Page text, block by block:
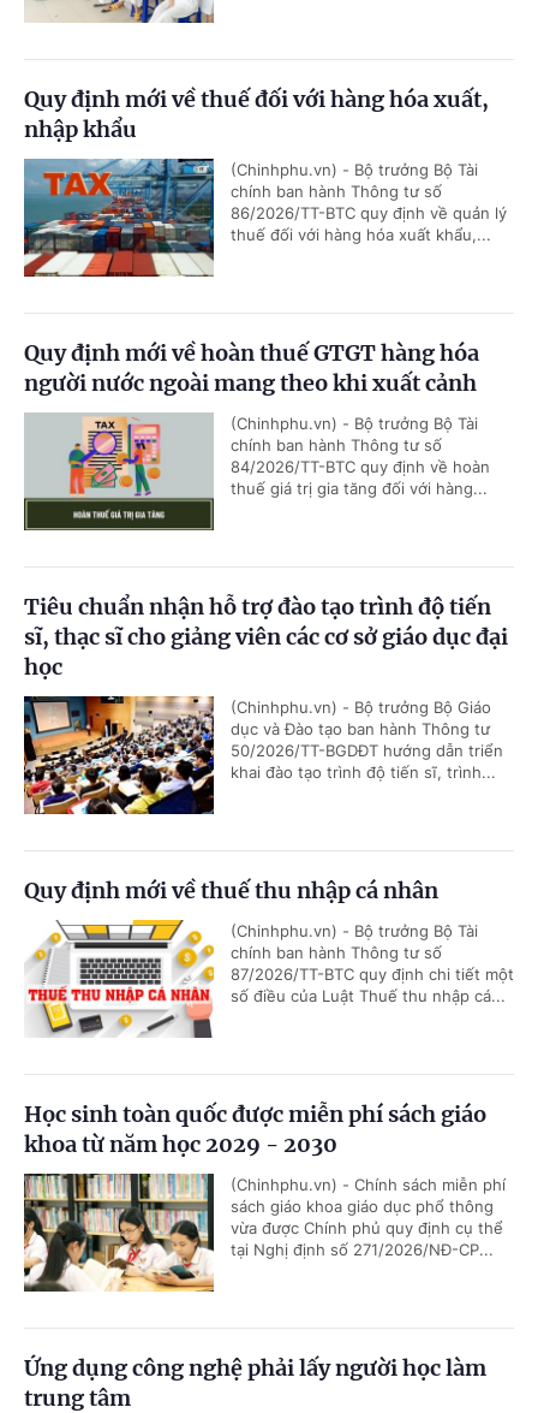
Quy định mới về thuế đối với hàng hóa xuất,
nhập khẩu
(Chinhphu.vn) - Bộ trưởng Bộ Tài
chính ban hành Thông tư số
86/2026/TT-BTC quy định về quản lý
thuế đối với hàng hóa xuất khẩu,...
Quy định mới về hoàn thuế GTGT hàng hóa
người nước ngoài mang theo khi xuất cảnh
(Chinhphu.vn) - Bộ trưởng Bộ Tài
chính ban hành Thông tư số
84/2026/TT-BTC quy định về hoàn
thuế giá trị gia tăng đối với hàng...
Tiêu chuẩn nhận hỗ trợ đào tạo trình độ tiến
sĩ, thạc sĩ cho giảng viên các cơ sở giáo dục đại
học
(Chinhphu.vn) - Bộ trưởng Bộ Giáo
dục và Đào tạo ban hành Thông tư
50/2026/TT-BGDĐT hướng dẫn triển
khai đào tạo trình độ tiến sĩ, trình...
Quy định mới về thuế thu nhập cá nhân
(Chinhphu.vn) - Bộ trưởng Bộ Tài
chính ban hành Thông tư số
87/2026/TT-BTC quy định chi tiết một
số điều của Luật Thuế thu nhập cá...
Học sinh toàn quốc được miễn phí sách giáo
khoa từ năm học 2029 - 2030
(Chinhphu.vn) - Chính sách miễn phí
sách giáo khoa giáo dục phổ thông
vừa được Chính phủ quy định cụ thể
tại Nghị định số 271/2026/NĐ-CP...
Ứng dụng công nghệ phải lấy người học làm
trung tâm